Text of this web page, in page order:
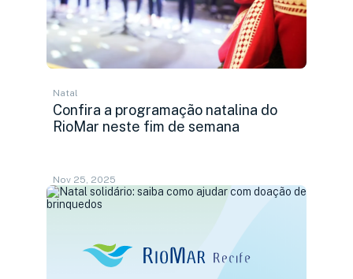
Natal
Confira a programação natalina do
RioMar neste fim de semana
Nov 25, 2025